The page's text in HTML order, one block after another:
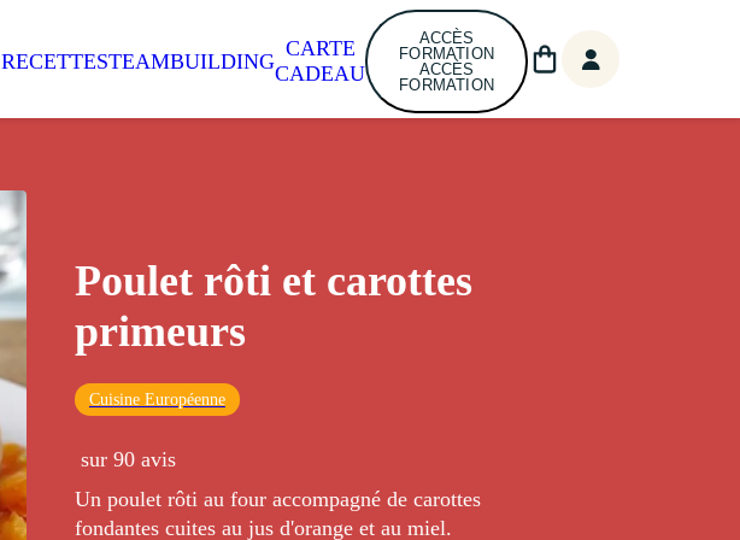
RECETTESTEAMBUILDING
CARTE
CADEAU
ACCÈS
FORMATION
ACCÈS
FORMATION
Poulet rôti et carottes
primeurs
Cuisine Européenne
sur 90 avis
Un poulet rôti au four accompagné de carottes
fondantes cuites au jus d'orange et au miel.